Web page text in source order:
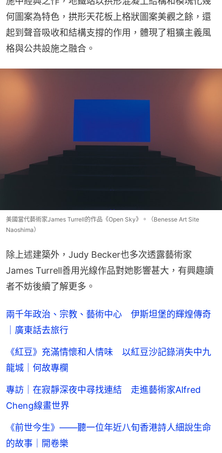
何圖案為特色，拱形天花板上格狀圖案美觀之餘，還
起到聲音吸收和結構支撐的作用，體現了粗獷主義風
格與公共設施之融合。
美國當代藝術家James Turrell的作品《Open Sky》。（Benesse Art Site
Naoshima）
除上述建築外，Judy Becker也多次透露藝術家
James Turrell善用光線作品對她影響甚大，有興趣讀
者不妨後續了解更多。
兩千年政治、宗教、藝術中心 伊斯坦堡的輝煌傳奇
｜廣東話去旅行
《紅豆》充滿情懷和人情味 以紅豆沙記錄消失中九
龍城｜何故專欄
專訪｜在寂靜深夜中尋找連結 走進藝術家Alfred
Cheng線畫世界
《前世今生》——聽一位年近八旬香港詩人細說生命
的故事｜開卷樂